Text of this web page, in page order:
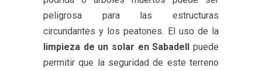
peligrosa para las estructuras
circundantes y los peatones. El uso de la
limpieza de un solar en Sabadell puede
permitir que la seguridad de este terreno